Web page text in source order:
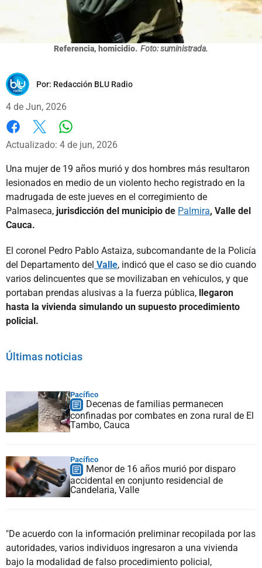
Referencia, homicidio. Foto: suministrada.
Por: Redacción BLU Radio
4 de Jun, 2026
Facebook
X
Actualizado: 4 de jun, 2026
Una mujer de 19 años murió y dos hombres más resultaron
lesionados en medio de un violento hecho registrado en la
madrugada de este jueves en el corregimiento de
Palmaseca, jurisdicción del municipio de Palmira, Valle del
Cauca.
El coronel Pedro Pablo Astaiza, subcomandante de la Policía
del Departamento del Valle, indicó que el caso se dio cuando
varios delincuentes que se movilizaban en vehiculos, y que
portaban prendas alusivas a la fuerza pública, llegaron
hasta la vivienda simulando un supuesto procedimiento
policial.
Últimas noticias
Pacífico
Decenas de familias permanecen
confinadas por combates en zona rural de El
Tambo, Cauca
Pacífico
Menor de 16 años murió por disparo
accidental en conjunto residencial de
Candelaria, Valle
"De acuerdo con la información preliminar recopilada por las
autoridades, varios individuos ingresaron a una vivienda
bajo la modalidad de falso procedimiento policial,